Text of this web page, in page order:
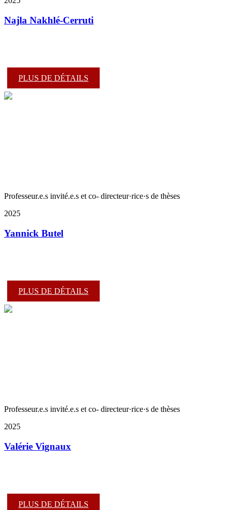
Najla Nakhlé-Cerruti
PLUS DE DÉTAILS
Professeur.e.s invité.e.s et co- directeur·rice·s de thèses
2025
Yannick Butel
PLUS DE DÉTAILS
Professeur.e.s invité.e.s et co- directeur·rice·s de thèses
2025
Valérie Vignaux
PLUS DE DÉTAILS